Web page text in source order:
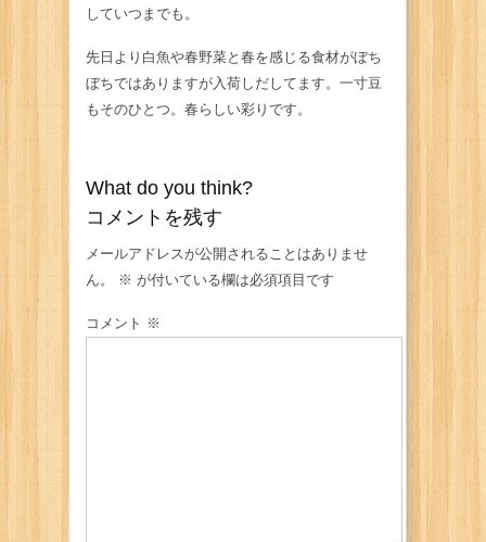
していつまでも。
先日より白魚や春野菜と春を感じる食材がぼち
ぼちではありますが入荷しだしてます。一寸豆
もそのひとつ。春らしい彩りです。
What do you think?
コメントを残す
メールアドレスが公開されることはありませ
ん。
※ が付いている欄は必須項目です
コメント ※